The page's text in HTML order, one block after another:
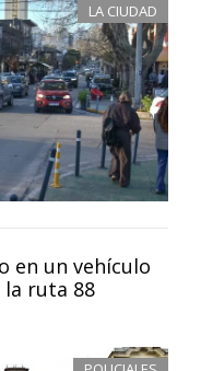
LA CIUDAD
en un vehículo
ruta 88